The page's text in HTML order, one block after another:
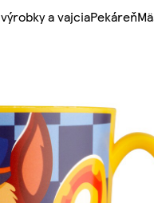
a vajciaPekáreň